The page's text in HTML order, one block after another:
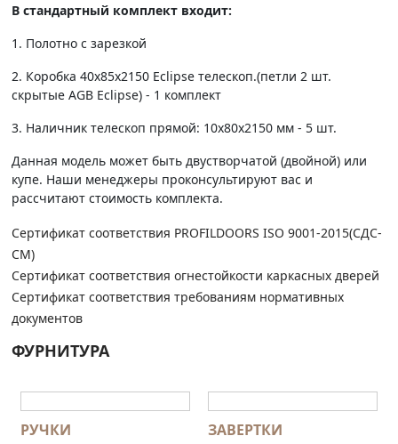
В стандартный комплект входит:
1. Полотно c зарезкой
2. Коробка 40х85х2150 Eclipse телескоп.(петли 2 шт.
скрытые AGB Eclipse) - 1 комплект
3. Наличник телескоп прямой: 10х80х2150 мм - 5 шт.
Данная модель может быть двустворчатой (двойной) или
купе. Наши менеджеры проконсультируют вас и
рассчитают стоимость комплекта.
Сертификат соответствия PROFILDOORS ISO 9001-2015(СДС-
СМ)
Сертификат соответствия огнестойкости каркасных дверей
Сертификат соответствия требованиям нормативных
документов
ФУРНИТУРА
РУЧКИ ЗАВЕРТКИ